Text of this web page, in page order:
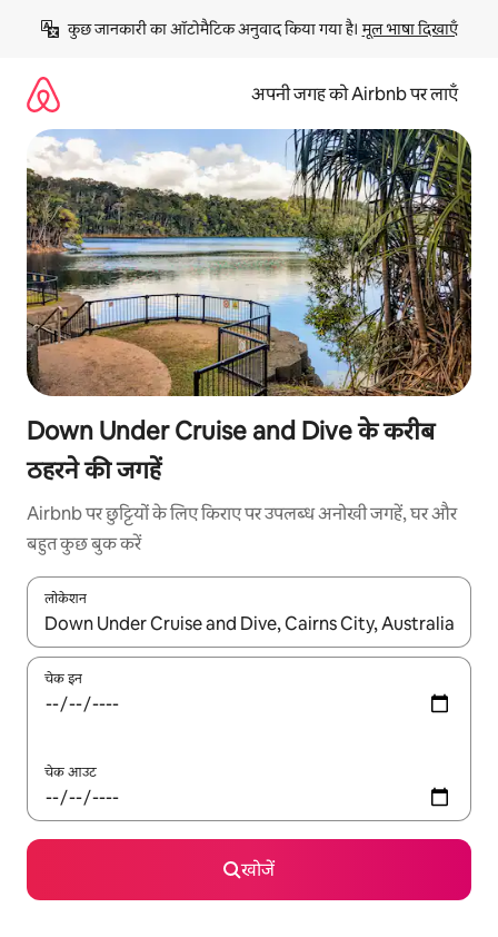
छोड़कर
कॉन्टेंट
कुछ जानकारी का ऑटोमैटिक अनुवाद किया गया है। मूल भाषा दिखाएँ
अपनी जगह को Airbnb पर लाएँ
Down Under Cruise and Dive के करीब
ठहरने की जगहें
Airbnb पर छुट्टियों के लिए किराए पर उपलब्ध अनोखी जगहें, घर और
बहुत कुछ बुक करें
लोकेशन
नतीजों के उपलब्ध होने पर, अप और डाउन 'ऐरो की' का इस्तेमाल करके नेविगेट
चेक इन
चेक आउट
खोजें